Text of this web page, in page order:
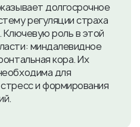
долгосрочное
регуляции страха
Ключевую роль в этой
миндалевидное
кора. Их
для
и формирования